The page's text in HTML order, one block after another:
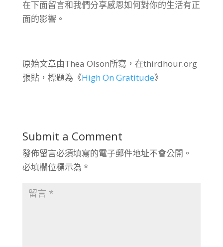
在下面留言和我們分享感恩如何對你的生活有正
面的影響。
原始文章由Thea Olson所寫，在thirdhour.org
張貼，標題為《High On Gratitude》
Submit a Comment
發佈留言必須填寫的電子郵件地址不會公開。
必填欄位標示為 *